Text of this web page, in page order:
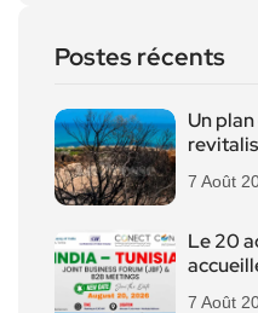
Postes récents
Un
7 Août
Le 20
7 Août